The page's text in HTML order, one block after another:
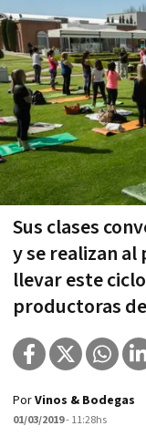
Sus clases
y se realizan al
llevar este
productoras
PorVinos & Bodegas
01/03/2019- 11:28hs